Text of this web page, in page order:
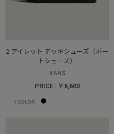
2 アイレット デッキシューズ（ボー
トシューズ）
VANS
PRICE : ￥6,600
1 COLOR